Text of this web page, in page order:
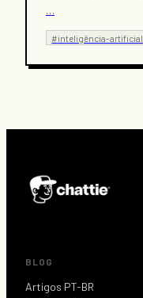
…
#inteligência-artificial
BLOG
Artigos PT-BR